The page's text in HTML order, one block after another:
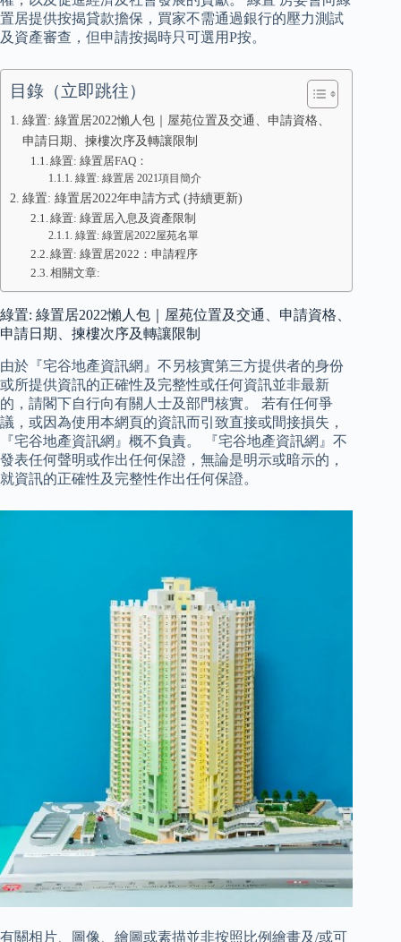
置居提供按揭貸款擔保，買家不需通過銀行的壓力測試
及資產審查，但申請按揭時只可選用P按。
目錄（立即跳往）
綠置: 綠置居2022懶人包｜屋苑位置及交通、申請資格、
申請日期、揀樓次序及轉讓限制
綠置: 綠置居FAQ：
綠置: 綠置居 2021項目簡介
綠置: 綠置居2022年申請方式 (持續更新)
綠置: 綠置居入息及資產限制
綠置: 綠置居2022屋苑名單
綠置: 綠置居2022：申請程序
相關文章:
綠置: 綠置居2022懶人包｜屋苑位置及交通、申請資格、
申請日期、揀樓次序及轉讓限制
由於『宅谷地產資訊網』不另核實第三方提供者的身份
或所提供資訊的正確性及完整性或任何資訊並非最新
的，請閣下自行向有關人士及部門核實。 若有任何爭
議，或因為使用本網頁的資訊而引致直接或間接損失，
『宅谷地產資訊網』概不負責。 『宅谷地產資訊網』不
發表任何聲明或作出任何保證，無論是明示或暗示的，
就資訊的正確性及完整性作出任何保證。
有關相片、圖像、繪圖或素描並非按照比例繪畫及/或可